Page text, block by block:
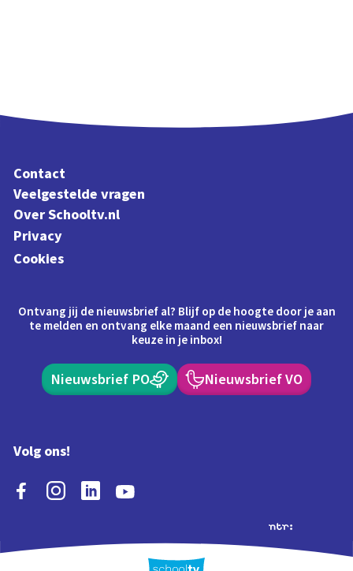
Contact
Veelgestelde vragen
Over Schooltv.nl
Privacy
Cookies
Ontvang jij de nieuwsbrief al? Blijf op de hoogte door je aan
te melden en ontvang elke maand een nieuwsbrief naar
keuze in je inbox!
Nieuwsbrief PO Nieuwsbrief VO
Volg ons!